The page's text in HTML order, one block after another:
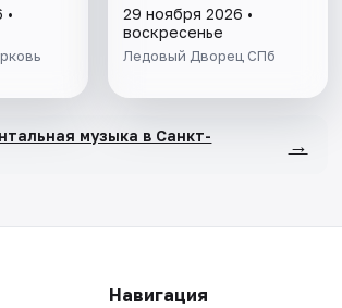
•
29 ноября 2026 •
воскресенье
Ледовый Дворец СПб
музыка в Санкт-
→
Навигация